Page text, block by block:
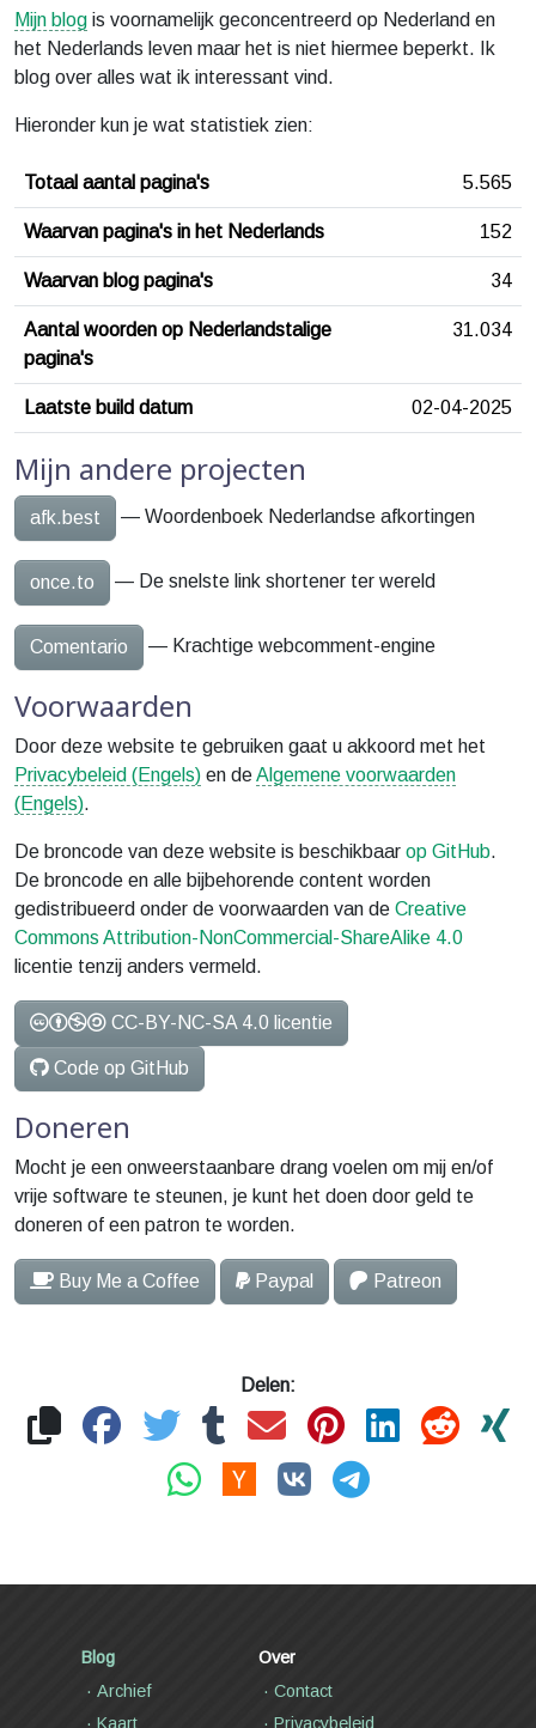
Mijn blog is voornamelijk geconcentreerd op Nederland en
het Nederlands leven maar het is niet hiermee beperkt. Ik
blog over alles wat ik interessant vind.
Hieronder kun je wat statistiek zien:
Totaal aantal pagina's 5.565
Waarvan pagina's in het Nederlands 152
Waarvan blog pagina's 34
Aantal woorden op Nederlandstalige
pagina's
31.034
Laatste build datum 02-04-2025
Mijn andere projecten
afk.best — Woordenboek Nederlandse afkortingen
once.to — De snelste link shortener ter wereld
Comentario — Krachtige webcomment-engine
Voorwaarden
Door deze website te gebruiken gaat u akkoord met het
Privacybeleid (Engels) en deAlgemene voorwaarden
(Engels).
De broncode van deze website is beschikbaar op GitHub.
De broncode en alle bijbehorende content worden
gedistribueerd onder de voorwaarden van de Creative
Commons Attribution-NonCommercial-ShareAlike 4.0
licentie tenzij anders vermeld.
CC-BY-NC-SA 4.0 licentie
Code op GitHub
Doneren
Mocht je een onweerstaanbare drang voelen om mij en/of
vrije software te steunen, je kunt het doen door geld te
doneren of een patron te worden.
Buy Me a Coffee Paypal Patreon
Delen:
Blog
Archief
Kaart
Over
Contact
Privacybeleid